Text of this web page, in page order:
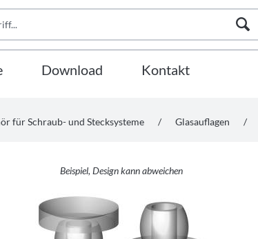
Download Kontakt
für Schraub- und Stecksysteme / Glasauflagen /
Beispiel, Design kann abweichen